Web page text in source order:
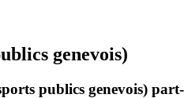
genevois)
publics genevois)